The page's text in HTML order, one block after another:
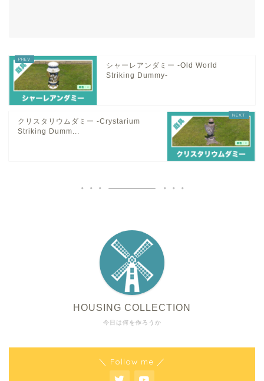
シャーレアンダミー -Old World
Striking Dummy-
クリスタリウムダミー -Crystarium
Striking Dumm...
今日は何を作ろうか
HOUSING COLLECTION
＼ Follow me ／